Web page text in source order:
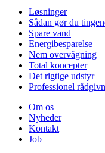
Løsninger
Sådan gør du
Spare vand
Energibesparelse
Nem overvågning
Total koncepter
Det rigtige udstyr
Professionel
Om os
Nyheder
Kontakt
Job